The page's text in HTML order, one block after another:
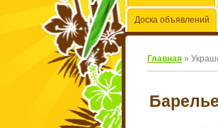
Доска объявлений
Главная »